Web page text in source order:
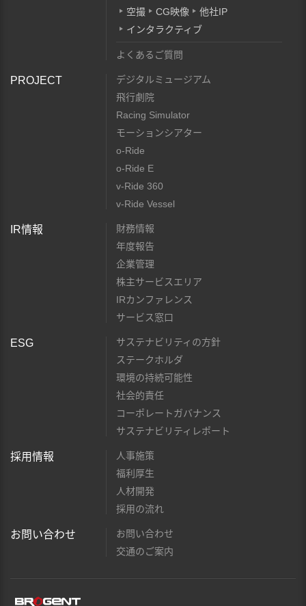
空撮
CG映像
他社IP
インタラクティブ
よくあるご質問
PROJECT
デジタルミュージアム
飛行劇院
Racing Simulator
モーションシアター
o-Ride
o-Ride E
v-Ride 360
v-Ride Vessel
IR情報
財務情報
年度報告
企業管理
株主サービスエリア
IRカンファレンス
サービス窓口
ESG
サステナビリティの方針
ステークホルダ
環境の持続可能性
社会的責任
コーポレートガバナンス
サステナビリティレポート
採用情報
人事施策
福利厚生
人材開発
採用の流れ
お問い合わせ
お問い合わせ
交通のご案内